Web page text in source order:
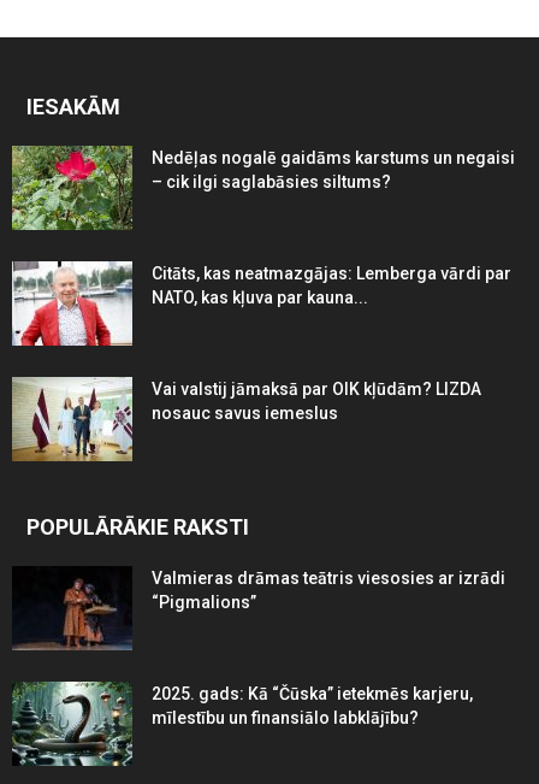
IESAKĀM
Nedēļas nogalē gaidāms karstums un negaisi
– cik ilgi saglabāsies siltums?
Citāts, kas neatmazgājas: Lemberga vārdi par
NATO, kas kļuva par kauna...
Vai valstij jāmaksā par OIK kļūdām? LIZDA
nosauc savus iemeslus
POPULĀRĀKIE RAKSTI
Valmieras drāmas teātris viesosies ar izrādi
“Pigmalions”
2025. gads: Kā “Čūska” ietekmēs karjeru,
mīlestību un finansiālo labklājību?